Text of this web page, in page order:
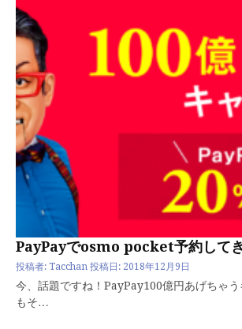
PayPayでosmo pocket予約してき
投稿者: Tacchan 投稿日: 2018年12月9日
今、話題ですね！PayPay100億円あげちゃ
もそ…